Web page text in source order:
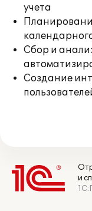
учета
Сбор и
Создание
и